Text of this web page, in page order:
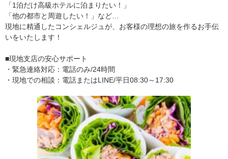
「1泊だけ高級ホテルに泊まりたい！」
「他の都市と周遊したい！」など…
現地に精通したコンシェルジュが、お客様の理想の旅を作るお手伝
いをいたします！
■現地支店の安心サポート
・緊急連絡対応：電話のみ/24時間
・現地での相談：電話またはLINE/平日08:30～17:30